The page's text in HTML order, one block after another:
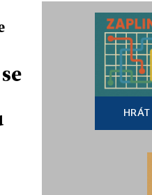
HRÁT